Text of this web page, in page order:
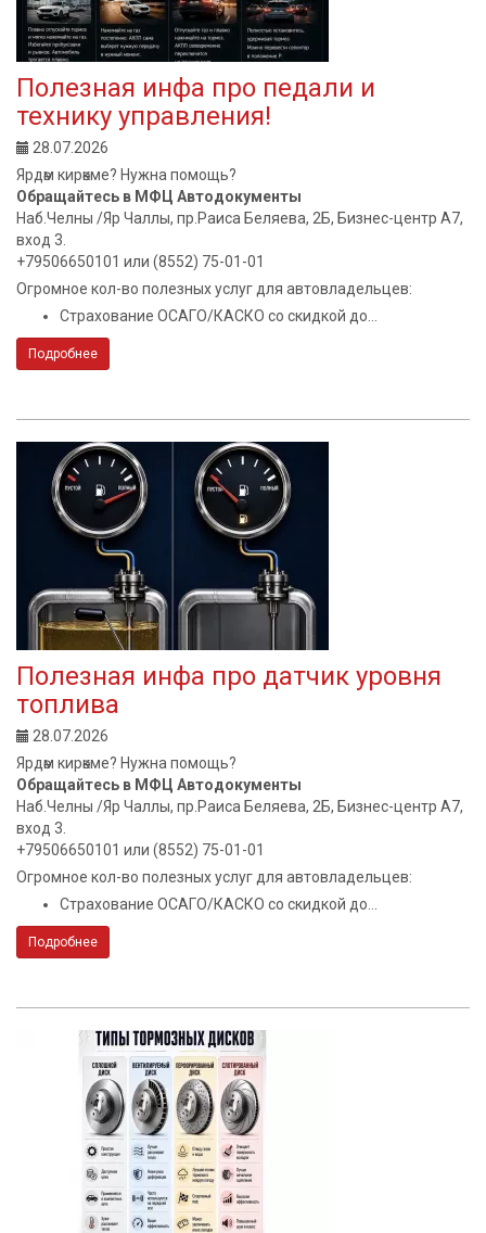
Полезная инфа про педали и
технику управления!
28.07.2026
Ярдәм кирәкме? Нужна помощь?
Обращайтесь в МФЦ Автодокументы
Наб.Челны /Яр Чаллы, пр.Раиса Беляева, 2Б, Бизнес-центр А7,
вход 3.
+79506650101 или (8552) 75-01-01
Огромное кол-во полезных услуг для автовладельцев:
Страхование ОСАГО/КАСКО со скидкой до...
Подробнее
Полезная инфа про датчик уровня
топлива
28.07.2026
Ярдәм кирәкме? Нужна помощь?
Обращайтесь в МФЦ Автодокументы
Наб.Челны /Яр Чаллы, пр.Раиса Беляева, 2Б, Бизнес-центр А7,
вход 3.
+79506650101 или (8552) 75-01-01
Огромное кол-во полезных услуг для автовладельцев:
Страхование ОСАГО/КАСКО со скидкой до...
Подробнее